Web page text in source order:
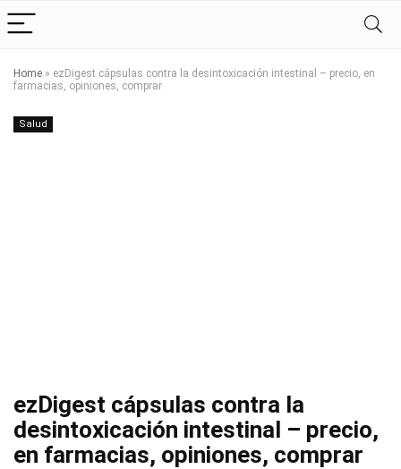
Home » ezDigest cápsulas contra la desintoxicación intestinal – precio, en
farmacias, opiniones, comprar
Salud
ezDigest cápsulas contra la
desintoxicación intestinal – precio,
en farmacias, opiniones, comprar